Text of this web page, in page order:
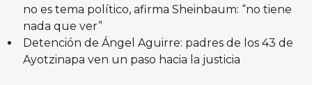
no es tema político, afirma Sheinbaum: “no tiene
nada que ver”
Detención de Ángel Aguirre: padres de los 43 de
Ayotzinapa ven un paso hacia la justicia